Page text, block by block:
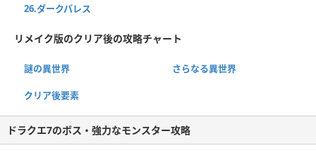
26.ダークパレス
リメイク版のクリア後の攻略チャート
謎の異世界 さらなる異世界
クリア後要素
ドラクエ7のボス・強力なモンスター攻略